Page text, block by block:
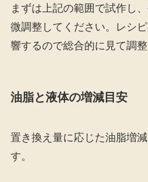
まずは上記の範囲で試作し
微調整してください。レシ
響するので総合的に見て調整
油脂と液体の増減目安
置き換え量に応じた油脂増
す。